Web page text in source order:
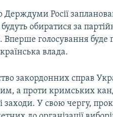
Держдуми Росії
будуть обиратися за
Вперше голосування
влада.
закордонних справ
а проти кримських
заходи. У свою чергу,